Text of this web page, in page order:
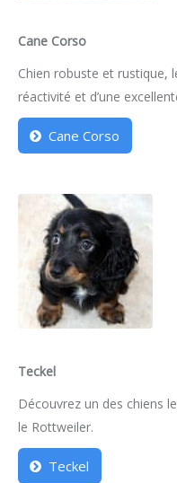
Cane Corso
Chien robuste et rustique,
réactivité et d’une
Cane Corso
Teckel
Découvrez un des chiens
le Rottweiler.
Teckel